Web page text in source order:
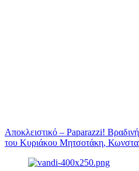
Αποκλειστικό – Paparazzi!
του Κυριάκου Μητσοτάκη,